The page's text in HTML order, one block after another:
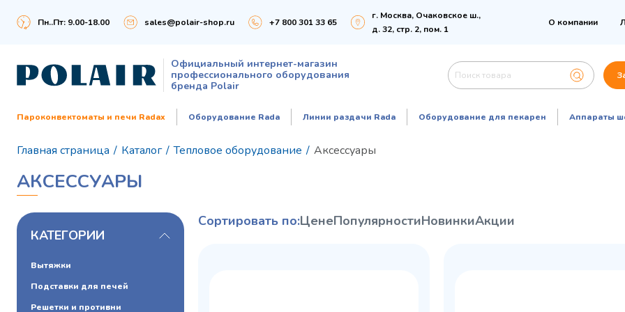
Пн..Пт: 9.00-18.00 sales@polair-shop.ru +7 800 301 33 65
г. Москва, Очаковское ш.,
д. 32, стр. 2, пом. 1
О компании
Официальный интернет-магазин
профессионального оборудования
бренда Polair
Пароконвектоматы и печи Radax Оборудование Rada Линии раздачи Rada Оборудование для пекарен Аппараты
Главная страница / Каталог / Тепловое оборудование / Аксессуары
АКСЕССУАРЫ
КАТЕГОРИИ
Вытяжки
Подставки для печей
Решетки и противни
Сортировать по:ЦенеПопулярностиНовинкиАкции